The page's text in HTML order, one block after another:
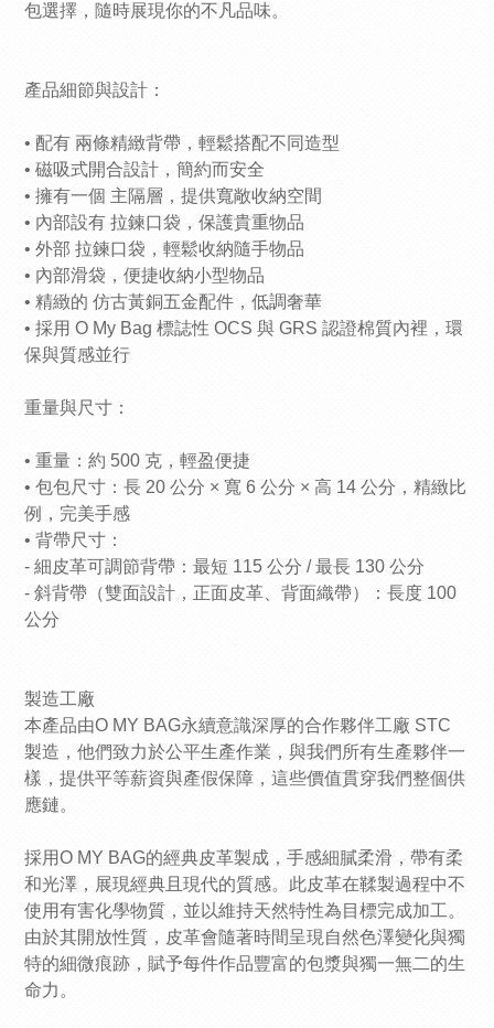
包選擇，隨時展現你的不凡品味。
產品細節與設計：
• 配有 兩條精緻背帶，輕鬆搭配不同造型
• 磁吸式開合設計，簡約而安全
• 擁有一個 主隔層，提供寬敞收納空間
• 內部設有 拉鍊口袋，保護貴重物品
• 外部 拉鍊口袋，輕鬆收納隨手物品
• 內部滑袋，便捷收納小型物品
• 精緻的 仿古黃銅五金配件，低調奢華
• 採用 O My Bag 標誌性 OCS 與 GRS 認證棉質內裡，環
保與質感並行
重量與尺寸：
• 重量：約 500 克，輕盈便捷
• 包包尺寸：長 20 公分 × 寬 6 公分 × 高 14 公分，精緻比
例，完美手感
• 背帶尺寸：
- 細皮革可調節背帶：最短 115 公分 / 最長 130 公分
- 斜背帶（雙面設計，正面皮革、背面織帶）：長度 100
公分
製造工廠
本產品由O MY BAG永續意識深厚的合作夥伴工廠 STC
製造，他們致力於公平生產作業，與我們所有生產夥伴一
樣，提供平等薪資與產假保障，這些價值貫穿我們整個供
應鏈。
採用O MY BAG的經典皮革製成，手感細膩柔滑，帶有柔
和光澤，展現經典且現代的質感。此皮革在鞣製過程中不
使用有害化學物質，並以維持天然特性為目標完成加工。
由於其開放性質，皮革會隨著時間呈現自然色澤變化與獨
特的細微痕跡，賦予每件作品豐富的包漿與獨一無二的生
命力。